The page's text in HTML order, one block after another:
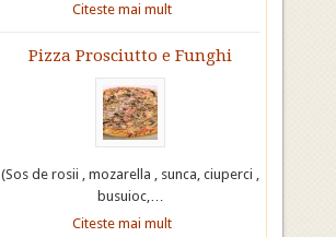
Citeste mai mult
Pizza Prosciutto e Funghi
(Sos de rosii , mozarella , sunca, ciuperci ,
busuioc,…
Citeste mai mult